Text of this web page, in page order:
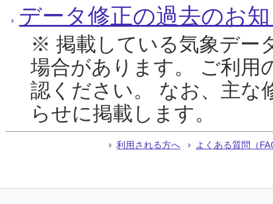
データ修正の過去のお
※ 掲載している気象デー
場合があります。 ご利用
認ください。 なお、主な
らせに掲載します。
利用される方へ よくある質問（